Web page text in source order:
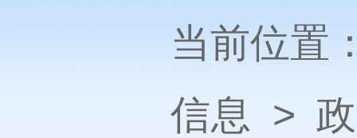
当前位置
信息 >